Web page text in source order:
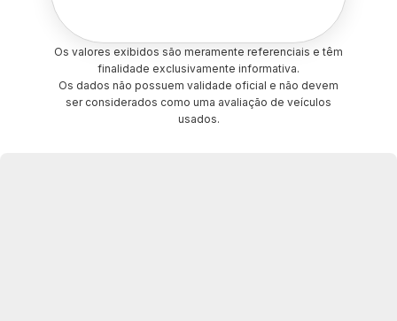
Os valores exibidos são meramente referenciais e têm
finalidade exclusivamente informativa.
Os dados não possuem validade oficial e não devem
ser considerados como uma avaliação de veículos
usados.